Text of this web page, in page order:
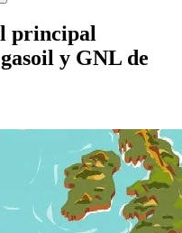
principal
y GNL de